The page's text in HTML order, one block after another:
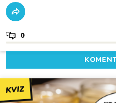
0
KVIZ